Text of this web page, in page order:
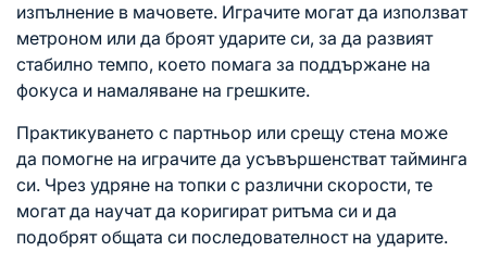
изпълнение в мачовете. Играчите могат да използват
метроном или да броят ударите си, за да развият
стабилно темпо, което помага за поддържане на
фокуса и намаляване на грешките.
Практикуването с партньор или срещу стена може
да помогне на играчите да усъвършенстват тайминга
си. Чрез удряне на топки с различни скорости, те
могат да научат да коригират ритъма си и да
подобрят общата си последователност на ударите.